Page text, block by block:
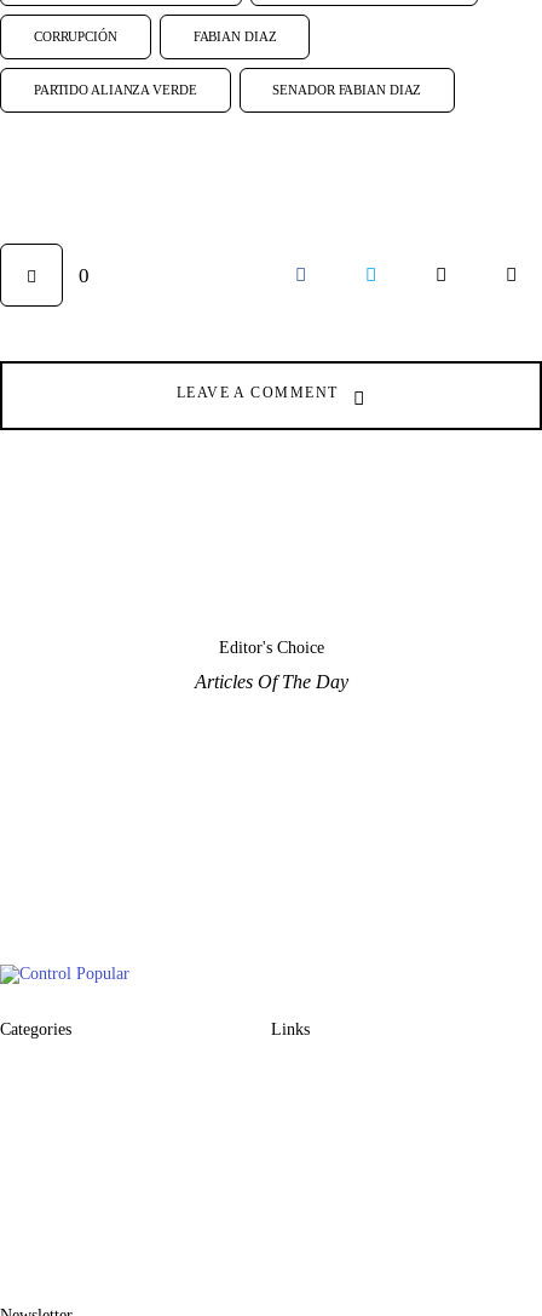
CORRUPCIÓN FABIAN DIAZ
PARTIDO ALIANZA VERDE SENADOR FABIAN DIAZ
0
LEAVE A COMMENT
Editor's Choice
Articles Of The Day
Categories Links